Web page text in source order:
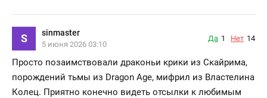
S sinmaster
5 июня 2026 03:10
Да 1 Нет 14
Просто позаимствовали драконьи крики из Скайрима,
порождений тьмы из Dragon Age, мифрил из Властелина
Колец. Приятно конечно видеть отсылки к любимым